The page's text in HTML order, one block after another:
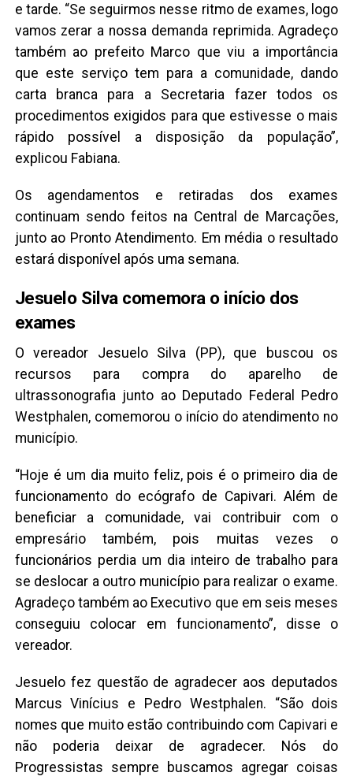
e tarde. “Se seguirmos nesse ritmo de exames, logo
vamos zerar a nossa demanda reprimida. Agradeço
também ao prefeito Marco que viu a importância
que este serviço tem para a comunidade, dando
carta branca para a Secretaria fazer todos os
procedimentos exigidos para que estivesse o mais
rápido possível a disposição da população”,
explicou Fabiana.
Os agendamentos e retiradas dos exames
continuam sendo feitos na Central de Marcações,
junto ao Pronto Atendimento. Em média o resultado
estará disponível após uma semana.
Jesuelo Silva comemora o início dos
exames
O vereador Jesuelo Silva (PP), que buscou os
recursos para compra do aparelho de
ultrassonografia junto ao Deputado Federal Pedro
Westphalen, comemorou o início do atendimento no
município.
“Hoje é um dia muito feliz, pois é o primeiro dia de
funcionamento do ecógrafo de Capivari. Além de
beneficiar a comunidade, vai contribuir com o
empresário também, pois muitas vezes o
funcionários perdia um dia inteiro de trabalho para
se deslocar a outro município para realizar o exame.
Agradeço também ao Executivo que em seis meses
conseguiu colocar em funcionamento”, disse o
vereador.
Jesuelo fez questão de agradecer aos deputados
Marcus Vinícius e Pedro Westphalen. “São dois
nomes que muito estão contribuindo com Capivari e
não poderia deixar de agradecer. Nós do
Progressistas sempre buscamos agregar coisas